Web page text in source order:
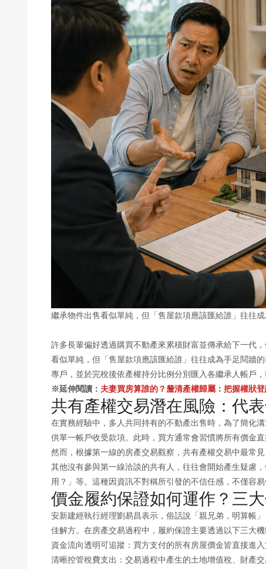
繼承物件出售看似單純，但「售屋款項應該匯給誰」往往
許多長輩偏好透過購買不動產來累積財富並傳承給下一代
看似單純，但「售屋款項應該匯給誰」往往成為手足鬩牆
專戶，並於完稅後依產權持分比例分別匯入各繼承人帳戶
※延伸閱讀： 夫妻買房算誰的？釐清產權歸屬：把握權狀
共有產權交易潛在風險：代
在實務經驗中，多人共同持有的不動產出售時，為了簡化
供單一帳戶收受款項。此時，買方通常會習慣將所有價金直
然而，根據第一線的房產交易觀察，共有產權交易中最常
其他沒有參與第一線洽談的共有人，往往會開始產生疑慮
用？」等。這種因資訊不對稱所引發的不信任感，不僅容
價金履約保證如何運作？三
安新建經執行經理劉易昌表示，俗話說「親兄弟，明算帳
佳解方。在房產交易過程中，履約保證主要透過以下三大機
資金流向透明可追蹤：買方支付的所有房屋價金皆直接進
清晰控管稅費支出：交易過程中產生的土地增值稅、財產